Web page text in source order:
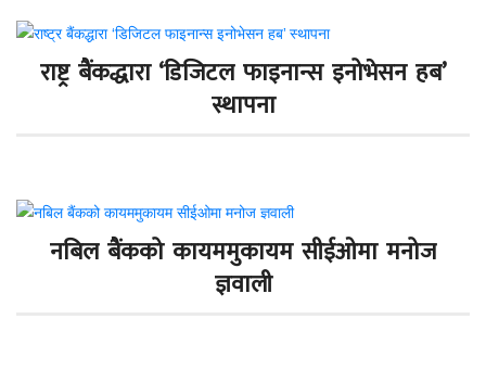
राष्ट्र बैंकद्धारा ‘डिजिटल फाइनान्स इनोभेसन हब’
स्थापना
नबिल बैंकको कायममुकायम सीईओमा मनोज
ज्ञवाली